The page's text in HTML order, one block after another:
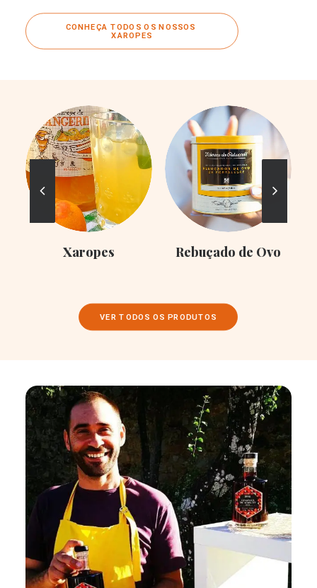
CONHEÇA TODOS OS NOSSOS
XAROPES
Xaropes Rebuçado de Ovo
VER TODOS OS PRODUTOS